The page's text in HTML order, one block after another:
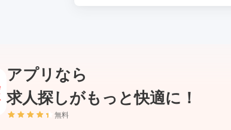
アプリなら
求人探しがもっと快適に！
無料